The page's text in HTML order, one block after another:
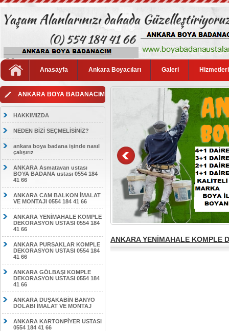
Anasayfa Ankara Boyacıları Galeri
ANKARA BOYA BADANACIM
HAKKIMIZDA
NEDEN BİZİ SEÇMELİSİNİZ?
ankara boya badana işinde nasıl
çalışırız
ANKARA Asmatavan ustası
BOYA BADANA ustası 0554 184
41 66
ANKARA CAM BALKON İMALAT
VE MONTAJI 0554 184 41 66
ANKARA YENİMAHALE KOMPLE
DEKORASYON USTASI 0554 184
41 66
ANKARA PURSAKLAR KOMPLE
DEKORASYON USTASI 0554 184
41 66
ANKARA GÖLBAŞI KOMPLE
DEKORASYON USTASI 0554 184
41 66
ANKARA DUŞAKABİN BANYO
DOLABI İMALAT VE MONTAJ
ANKARA KARTONPİYER USTASI
0554 184 41 66
ANKARA YENİMAHALE KOMPLE